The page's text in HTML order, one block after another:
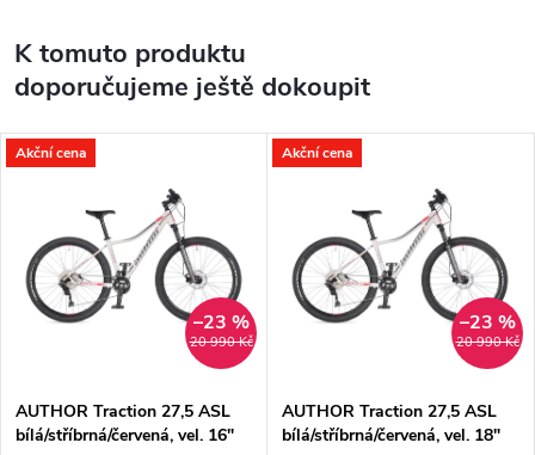
K tomuto produktu
doporučujeme ještě dokoupit
Akční cena
20 990 Kč
–23 %
AUTHOR Traction 27,5 ASL
bílá/stříbrná/červená, vel. 16"
Akční cena
20 990 Kč
–23 %
AUTHOR Traction 27,5 ASL
bílá/stříbrná/červená, vel. 18"